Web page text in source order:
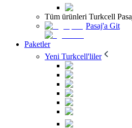
Tüm ürünleri Turkcell
Pasaj'a Git
Paketler
Yeni Turkcell'liler